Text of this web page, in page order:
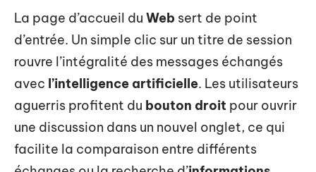
La page d’accueil du Web sert de point
d’entrée. Un simple clic sur un titre de session
rouvre l’intégralité des messages échangés
avec l’intelligence artificielle. Les utilisateurs
aguerris profitent du bouton droit pour ouvrir
une discussion dans un nouvel onglet, ce qui
facilite la comparaison entre différents